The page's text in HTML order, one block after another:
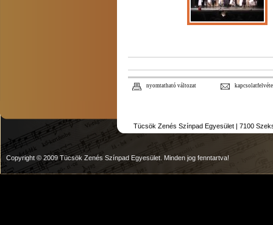
nyomtatható változat
Tücsök Zenés Színpad Egyesület | 7100
Copyright © 2009 Tücsök Zenés Színpad Egyesület. Minden jog fenntartva!